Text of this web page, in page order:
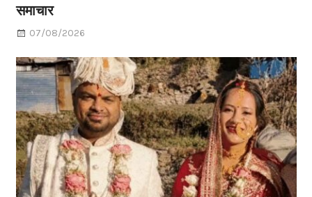
समाचार
07/08/2026